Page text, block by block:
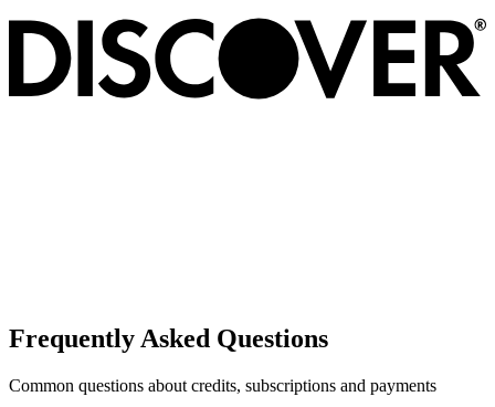
Frequently Asked Questions
Common questions about credits, subscriptions and payments